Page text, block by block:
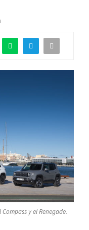
y el Renegade.